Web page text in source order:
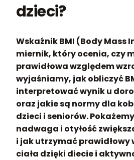
dzieci?
Wskaźnik BMI (Body Mass
miernik, który ocenia, czy
prawidłowa względem
wyjaśniamy, jak obliczyć
interpretować wynik u
oraz jakie są normy dla
dzieci i seniorów.
nadwaga i otyłość
i jak utrzymać prawidłowy
ciała dzięki diecie i